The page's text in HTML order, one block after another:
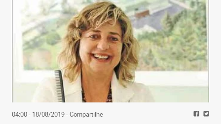
04:00 - 18/08/2019- Compartilhe